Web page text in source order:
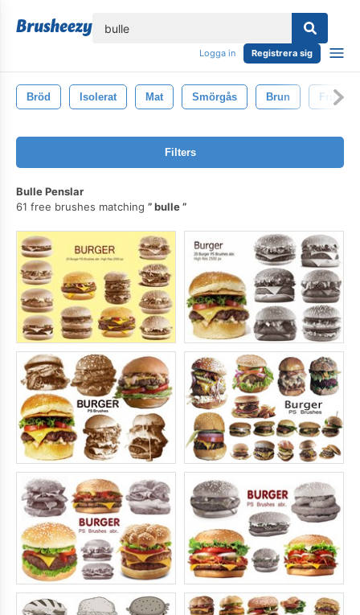
Logga in Registrera sig
Bröd Isolerat Mat Smörgås Brun Frukost
Filters
Bulle Penslar
61 free brushes matching
bulle